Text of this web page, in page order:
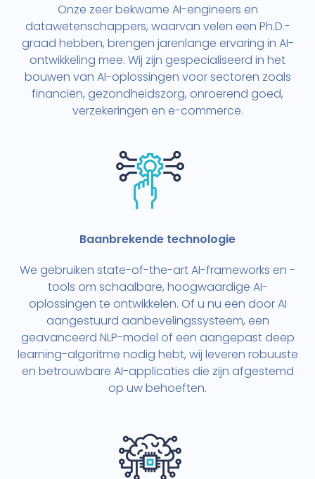
Onze zeer bekwame AI-engineers en
datawetenschappers, waarvan velen een Ph.D.-
graad hebben, brengen jarenlange ervaring in AI-
ontwikkeling mee. Wij zijn gespecialiseerd in het
bouwen van AI-oplossingen voor sectoren zoals
financiën, gezondheidszorg, onroerend goed,
verzekeringen en e-commerce.
Baanbrekende technologie
We gebruiken state-of-the-art AI-frameworks en -
tools om schaalbare, hoogwaardige AI-
oplossingen te ontwikkelen. Of u nu een door AI
aangestuurd aanbevelingssysteem, een
geavanceerd NLP-model of een aangepast deep
learning-algoritme nodig hebt, wij leveren robuuste
en betrouwbare AI-applicaties die zijn afgestemd
op uw behoeften.